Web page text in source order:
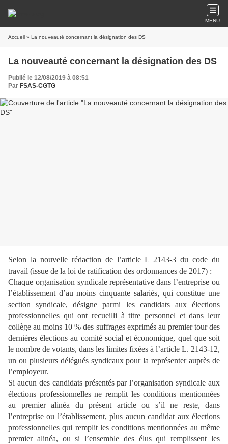
MENU
Accueil » La nouveauté concernant la désignation des DS
La nouveauté concernant la désignation des DS
Publié le 12/08/2019 à 08:51
Par FSAS-CGTG
Selon la nouvelle rédaction de l’article L 2143-3 du code du
travail (issue de la loi de ratification des ordonnances de 2017) :
Chaque organisation syndicale représentative dans l’entreprise ou
l’établissement d’au moins cinquante salariés, qui constitue une
section syndicale, désigne parmi les candidats aux élections
professionnelles qui ont recueilli à titre personnel et dans leur
collège au moins 10 % des suffrages exprimés au premier tour des
dernières élections au comité social et économique, quel que soit
le nombre de votants, dans les limites fixées à l’article L. 2143-12,
un ou plusieurs délégués syndicaux pour la représenter auprès de
l’employeur.
Si aucun des candidats présentés par l’organisation syndicale aux
élections professionnelles ne remplit les conditions mentionnées
au premier alinéa du présent article ou s’il ne reste, dans
l’entreprise ou l’établissement, plus aucun candidat aux élections
professionnelles qui remplit les conditions mentionnées au même
premier alinéa, ou si l’ensemble des élus qui remplissent les